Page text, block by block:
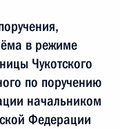
в режиме
Чукотского
по поручению
начальником
Федерации